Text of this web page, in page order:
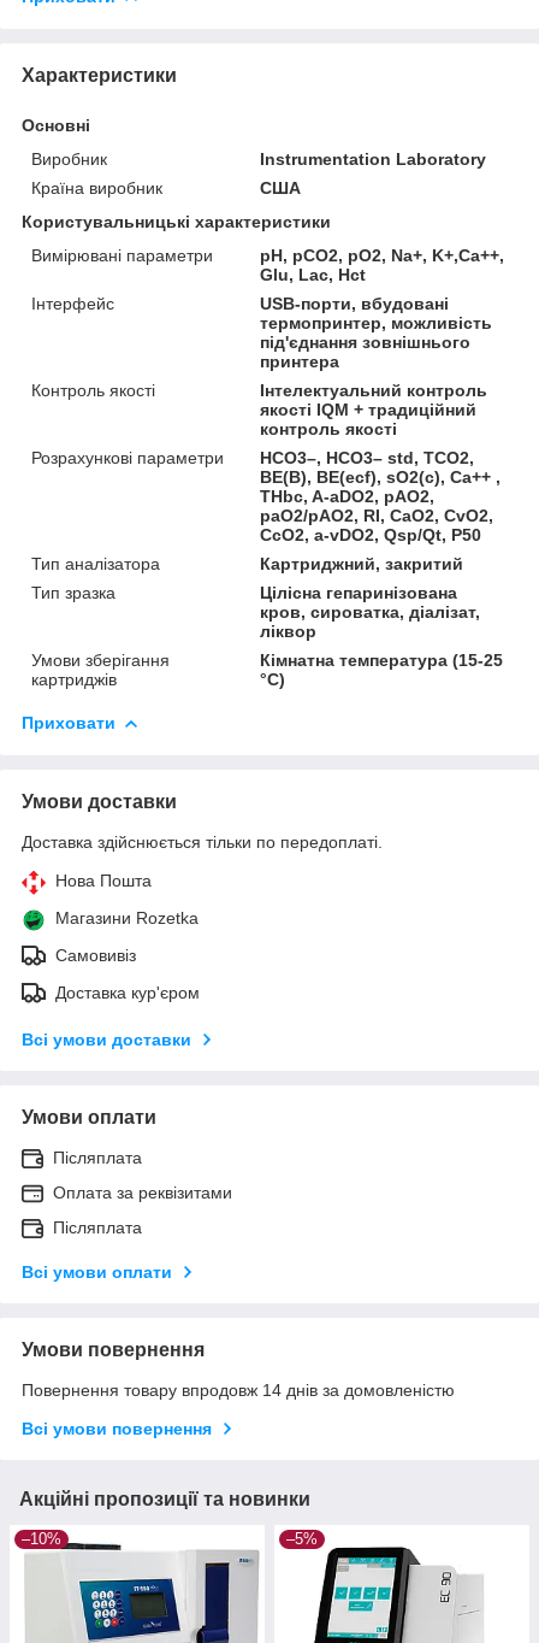
Характеристики
Основні
Виробник
Instrumentation Laboratory
Країна виробник
США
Користувальницькі характеристики
Вимірювані параметри
pH, pCO2, pO2, Na+, K+,Ca++,
Glu, Lac, Hct
Інтерфейс
USB-порти, вбудовані
термопринтер, можливість
під'єднання зовнішнього
принтера
Контроль якості
Інтелектуальний контроль
якості IQM + традиційний
контроль якості
Розрахункові параметри
HCO3–, HCO3– std, TCO2,
BE(B), BE(ecf), sO2(c), Ca++ ,
THbc, A-aDO2, pAO2,
paO2/pAO2, RI, CaO2, CvO2,
CcO2, a-vDO2, Qsp/Qt, P50
Тип аналізатора
Картриджний, закритий
Тип зразка
Цілісна гепаринізована
кров, сироватка, діалізат,
ліквор
Умови зберігання
картриджів
Кімнатна температура (15-25
°C)
Приховати
Умови доставки
Доставка здійснюється тільки по передоплаті.
Нова Пошта
Магазини Rozetka
Самовивіз
Доставка кур'єром
Всі умови доставки
Умови оплати
Післяплата
Оплата за реквізитами
Післяплата
Всі умови оплати
Умови повернення
Повернення товару впродовж 14 днів за домовленістю
Всі умови повернення
Акційні пропозиції та новинки
–10% –5%